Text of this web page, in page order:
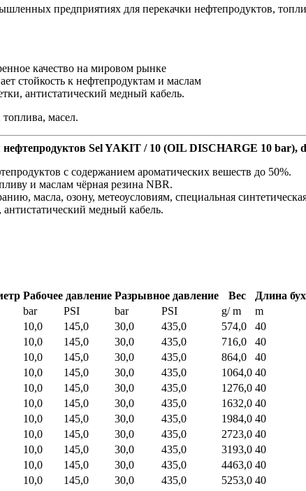
предприятиях для перекачки нефтепродуктов,
качество на мировом рынке
стойкость к нефтепродуктам и маслам
антистатический медный кабель.
масел.
Sel YAKIT / 10 (OIL DISCHARGE 10 bar),
с содержанием ароматических вешеств до 50%.
и маслам чёрная резина NBR.
масла, озону, метеоусловиям, специальная
медный кабель.
Рабочее давление Разрывное давление Вес
Длина
bar PSI bar PSI g/ m
m
10,0 145,0 30,0 435,0 574,0
40
10,0 145,0 30,0 435,0 716,0
40
10,0 145,0 30,0 435,0 864,0
40
10,0 145,0 30,0 435,0 1064,0 40
10,0 145,0 30,0 435,0 1276,0 40
10,0 145,0 30,0 435,0 1632,0 40
10,0 145,0 30,0 435,0 1984,0 40
10,0 145,0 30,0 435,0 2723,0 40
10,0 145,0 30,0 435,0 3193,0 40
10,0 145,0 30,0 435,0 4463,0 40
10,0 145,0 30,0 435,0 5253,0 40